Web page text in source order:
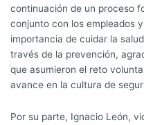
continuación de un proceso
conjunto con los empleados
importancia de cuidar la
través de la prevención,
que asumieron el reto
avance en la cultura de
Por su parte, Ignacio León,